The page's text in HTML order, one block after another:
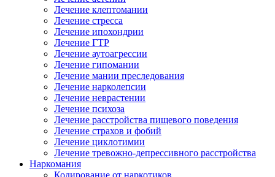
Лечение клептомании
Лечение стресса
Лечение ипохондрии
Лечение ГТР
Лечение аутоагрессии
Лечение гипомании
Лечение мании преследования
Лечение нарколепсии
Лечение неврастении
Лечение психоза
Лечение расстройства пищевого поведения
Лечение страхов и фобий
Лечение циклотимии
Лечение тревожно-депрессивного расстройства
Наркомания
Кодирование от наркотиков